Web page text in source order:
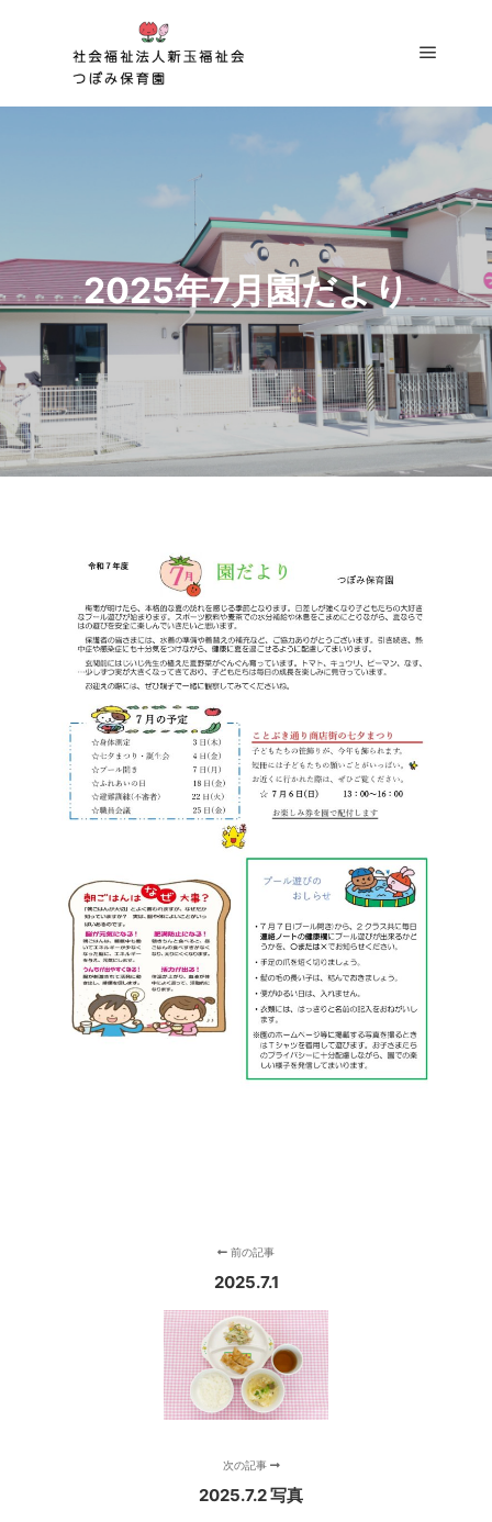
2025年7月園だより
前の記事
2025.7.1
次の記事
2025.7.2 写真